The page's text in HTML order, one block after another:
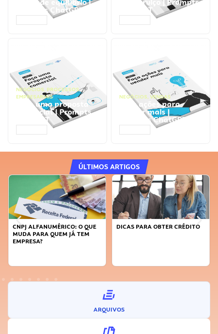
ponto de equilíbrio |
Prompts ChatGPT
seu serviço | Prompts
ChatGPT
NEGÓCIOS, PROCESSOS
EMPRESARIAIS
Faça uma proposta
comercial | Prompts
ChatGPT
NEGÓCIOS, VENDAS
Faça ações para
vender mais |
Prompts ChatGPT
ÚLTIMOS ARTIGOS
DICAS PARA OBTER CRÉDITO
FAÇA A DIFERENÇA: SEJA
ARQUIVOS